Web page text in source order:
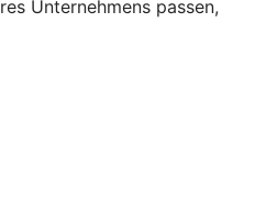
Unternehmens passen,